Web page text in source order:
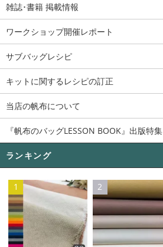
雑誌･書籍 掲載情報
ワークショップ開催レポート
サブバッグレシピ
キットに関するレシピの訂正
当店の帆布について
『帆布のバッグLESSON BOOK』出版特集
ランキング
1 2